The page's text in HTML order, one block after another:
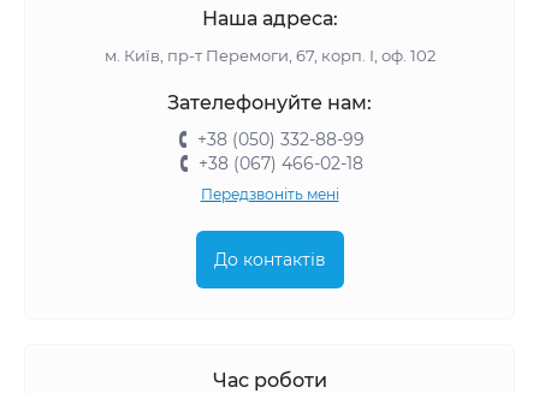
Наша адреса:
м. Київ, пр-т Перемоги, 67, корп. І, оф. 102
Зателефонуйте нам:
+38 (050) 332-88-99
+38 (067) 466-02-18
Передзвоніть мені
До контактів
Час роботи